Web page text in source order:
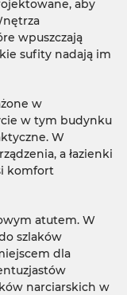
aby
wpuszczają
sufity nadają im
w
w tym budynku
W
a łazienki
komfort
atutem. W
szlaków
dla
narciarskich w